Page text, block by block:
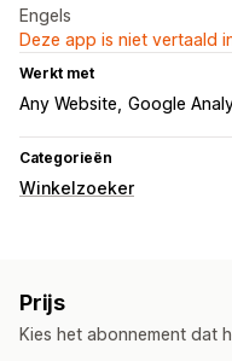
Engels
Deze app is niet vertaald
Werkt met
Any Website Google
Categorieën
Winkelzoeker
Routebeschrijving
Aangepaste
Prijs
Kies het abonnement dat